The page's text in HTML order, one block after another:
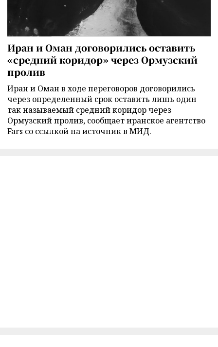
Иран и Оман договорились оставить
«средний коридор» через Ормузский
пролив
Иран и Оман в ходе переговоров договорились
через определенный срок оставить лишь один
так называемый средний коридор через
Ормузский пролив, сообщает иранское агентство
Fars со ссылкой на источник в МИД.